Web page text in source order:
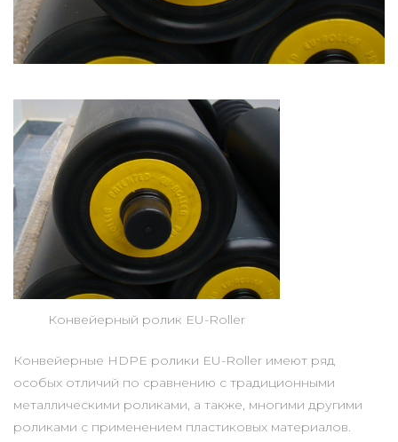
Конвейерный ролик EU-Roller
Конвейерные HDPE ролики EU-Roller имеют ряд
особых отличий по сравнению с традиционными
металлическими роликами, а также, многими другими
роликами с применением пластиковых материалов.